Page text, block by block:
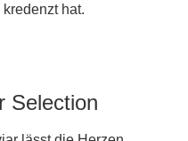
hat.
Selection